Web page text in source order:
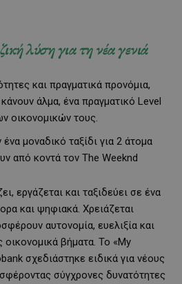
λύση για τη νέα γενιά
και πραγματικά προνόμια,
άλμα, ένα πραγματικό Level
οικονομικών τους.
μοναδικό ταξίδι για 2 άτομα
από κοντά τον The Weeknd
εργάζεται και ταξιδεύει σε ένα
και ψηφιακά. Χρειάζεται
αυτονομία, ευελιξία και
βήματα. Το «My
σχεδιάστηκε ειδικά για νέους
σύγχρονες δυνατότητες